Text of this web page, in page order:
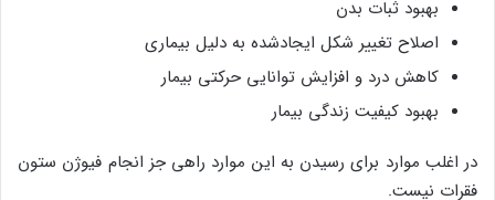
بهبود ثبات بدن
اصلاح تغییر شکل ایجادشده به دلیل بیماری
کاهش درد و افزایش توانایی حرکتی بیمار
بهبود کیفیت زندگی بیمار
در اغلب موارد برای رسیدن به این موارد راهی جز انجام فیوژن ستون
فقرات نیست.